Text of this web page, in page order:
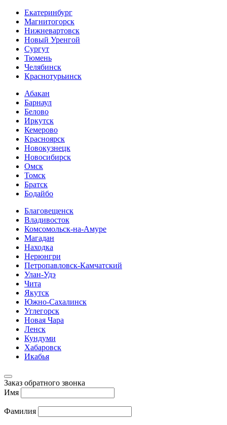
Екатеринбург
Магнитогорск
Нижневартовск
Новый Уренгой
Сургут
Тюмень
Челябинск
Краснотурьинск
Абакан
Барнаул
Белово
Иркутск
Кемерово
Красноярск
Новокузнецк
Новосибирск
Омск
Томск
Братск
Бодайбо
Благовещенск
Владивосток
Комсомольск-на-Амуре
Магадан
Находка
Нерюнгри
Петропавловск-Камчатский
Улан-Удэ
Чита
Якутск
Южно-Сахалинск
Углегорск
Новая Чара
Ленск
Кундуми
Хабаровск
Икабья
Заказ обратного звонка
Имя
Фамилия